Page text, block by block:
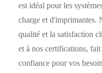
est idéal pour les
charge et d'imprimantes.
qualité et la satisfaction
et à nos certifications,
confiance pour vos